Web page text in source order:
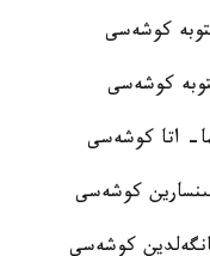
كوشەسى
كوشەسى
اتا كوشەسى
كوشەسى
كوشەسى